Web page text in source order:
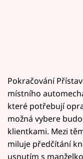
Pokračování
místního
které potřebují
možná vybere
klientkami. Mezi
miluje předčítání
usnutím s